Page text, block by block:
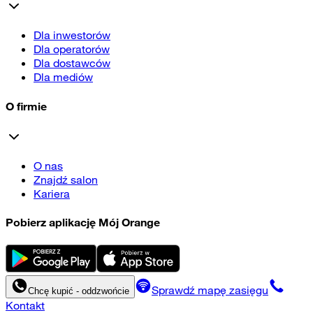
Dla inwestorów
Dla operatorów
Dla dostawców
Dla mediów
O firmie
O nas
Znajdź salon
Kariera
Pobierz aplikację Mój Orange
Chcę kupić - oddzwońcie
Sprawdź mapę zasięgu
Kontakt